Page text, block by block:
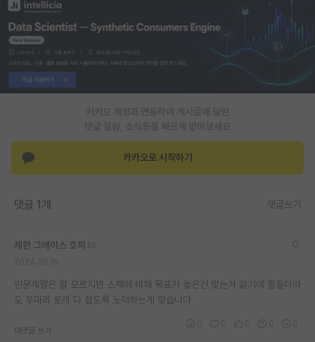
학부 인턴 게시판
취업 게시판
임용 후기 게시판
PI 전용 게시판
인문사회 계열 게시판
특수/전문대학원 게시판
반도체/AI 게시판
장학금/장학생 게시판
커리어
카카오 계정과 연동하여 게시글에 달린
댓글 알람, 소식등을 빠르게 받아보세요
카카오로 시작하기
댓글 1개 댓글쓰기
체한 그레이스 호퍼
인문계열은 잘 모르지만 스펙에 비해 목표가 높은건 맞는거 같기에 힘들더라
도 두마리 토끼 다 잡도록 노력하는게 맞습니다
대댓글 쓰기